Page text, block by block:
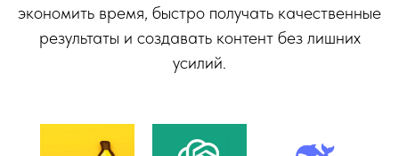
экономить время, быстро получать качественные
результаты и создавать контент без лишних
усилий.